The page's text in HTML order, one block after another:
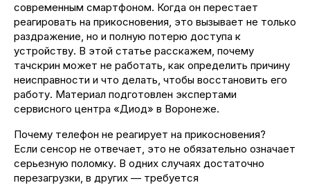
современным смартфоном. Когда он перестает
реагировать на прикосновения, это вызывает не только
раздражение, но и полную потерю доступа к
устройству. В этой статье расскажем, почему
тачскрин может не работать, как определить причину
неисправности и что делать, чтобы восстановить его
работу. Материал подготовлен экспертами
сервисного центра «Диод» в Воронеже.
Почему телефон не реагирует на прикосновения?
Если сенсор не отвечает, это не обязательно означает
серьезную поломку. В одних случаях достаточно
перезагрузки, в других — требуется